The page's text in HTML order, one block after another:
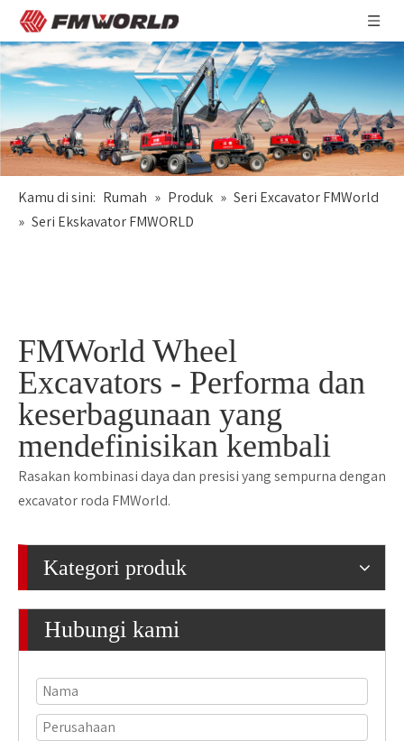
Kamu di sini: Rumah » Produk » Seri Excavator FMWorld
» Seri Ekskavator FMWORLD
FMWorld Wheel
Excavators - Performa dan
keserbagunaan yang
mendefinisikan kembali
Rasakan kombinasi daya dan presisi yang sempurna dengan
excavator roda FMWorld.
Kategori produk
Hubungi kami